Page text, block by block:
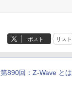
ポスト リスト
第890回：Z-Wave とは